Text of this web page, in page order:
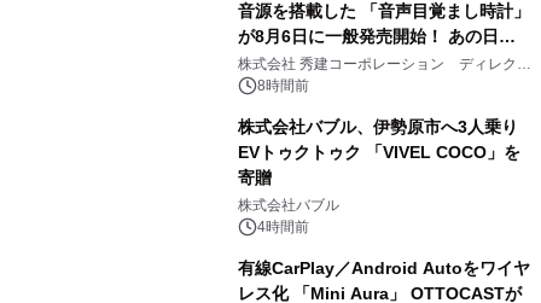
音源を搭載した 「音声目覚まし時計」
が8月6日に一般発売開始！ あの日の
大興奮が今甦る
株式会社 秀建コーポレーション ディレクト
アートギャラリー
8時間前
株式会社バブル、伊勢原市へ3人乗り
EVトゥクトゥク 「VIVEL COCO」を
寄贈
株式会社バブル
4時間前
有線CarPlay／Android Autoをワイヤ
レス化 「Mini Aura」 OTTOCASTが